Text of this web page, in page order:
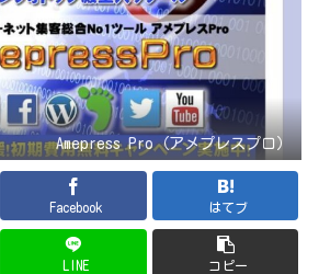
Amepress Pro（アメプレスプロ）
Facebook はてブ
LINE コピー